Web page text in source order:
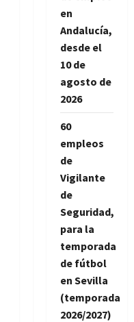
en
Andalucía,
desde el
10 de
agosto de
2026
60
empleos
de
Vigilante
de
Seguridad,
para la
temporada
de fútbol
en Sevilla
(temporada
2026/2027)